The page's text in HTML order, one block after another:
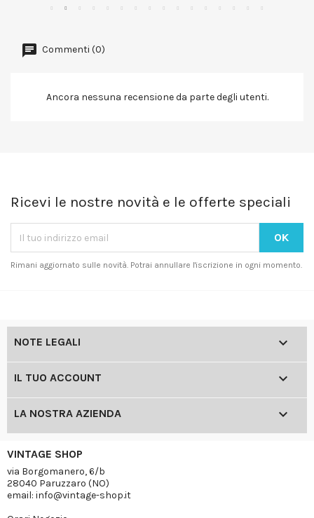
Commenti (0)
Ancora nessuna recensione da parte degli utenti.
Ricevi le nostre novità e le offerte speciali
Rimani aggiornato sulle novità. Potrai annullare l'iscrizione in ogni momento.
NOTE LEGALI 
IL TUO ACCOUNT 
LA NOSTRA AZIENDA 
VINTAGE SHOP
via Borgomanero, 6/b
28040 Paruzzaro (NO)
email: info@vintage-shop.it